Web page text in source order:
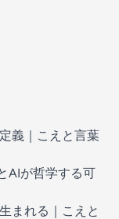
義 ｜ こえと言葉
AIが哲学する可
まれる ｜ こえと